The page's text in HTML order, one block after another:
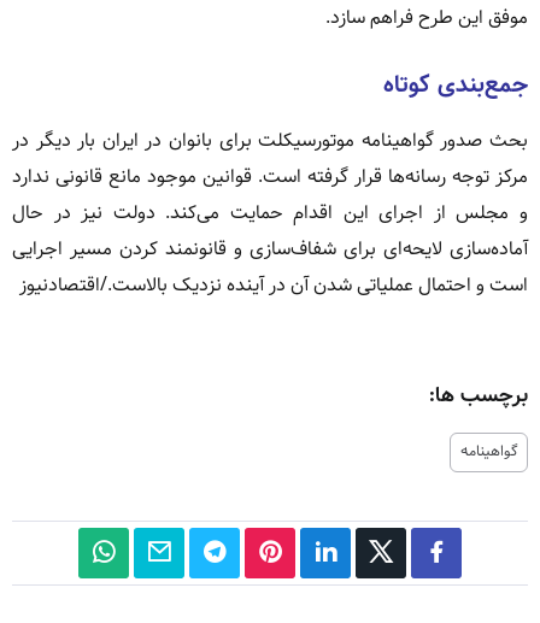
موفق این طرح فراهم سازد.
جمع‌بندی کوتاه
بحث صدور گواهینامه موتورسیکلت برای بانوان در ایران بار دیگر در
مرکز توجه رسانه‌ها قرار گرفته است. قوانین موجود مانع قانونی ندارد
و مجلس از اجرای این اقدام حمایت می‌کند. دولت نیز در حال
آماده‌سازی لایحه‌ای برای شفاف‌سازی و قانونمند کردن مسیر اجرایی
است و احتمال عملیاتی شدن آن در آینده نزدیک بالاست./اقتصادنیوز
برچسب ها:
گواهینامه